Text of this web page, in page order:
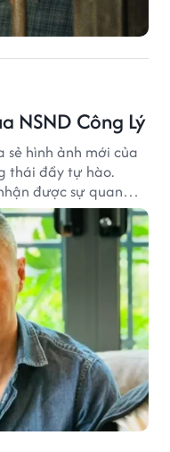
NSND Công Lý
sẻ hình ảnh mới của
thái đầy tự hào.
được sự quan